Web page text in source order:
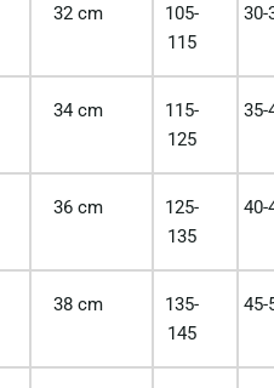
32 cm
105-
115
30-
34 cm
115-
125
35-
36 cm
125-
135
40-
38 cm
135-
145
45-